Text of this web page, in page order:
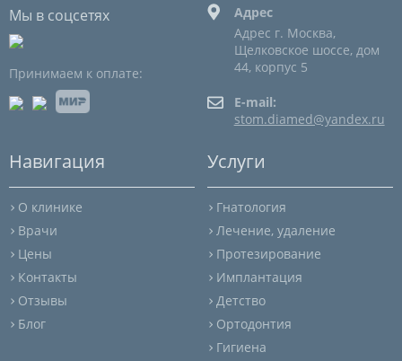
Навигация
О клинике
Врачи
Цены
Контакты
Отзывы
Блог
Услуги
Гнатология
Лечение, удаление
Протезирование
Имплантация
Детство
Ортодонтия
Гигиена
Мы в соцсетях
Принимаем к оплате:
Адрес
Адрес г. Москва,
Щелковское шоссе, дом
44, корпус 5
E-mail:
stom.diamed@yandex.ru